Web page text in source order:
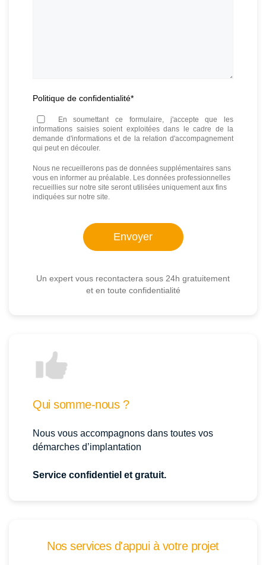
Politique de confidentialité*
En soumettant ce formulaire, j'accepte que les
informations saisies soient exploitées dans le cadre de la
demande d'informations et de la relation d'accompagnement
qui peut en découler.
Nous ne recueillerons pas de données supplémentaires sans
vous en informer au préalable. Les données professionnelles
recueillies sur notre site seront utilisées uniquement aux fins
indiquées sur notre site.
Un expert vous recontactera sous 24h gratuitement
et en toute confidentialité
Qui somme-nous ?
Nous vous accompagnons dans toutes vos
démarches d’implantation
Service confidentiel et gratuit.
Nos services d'appui à votre projet